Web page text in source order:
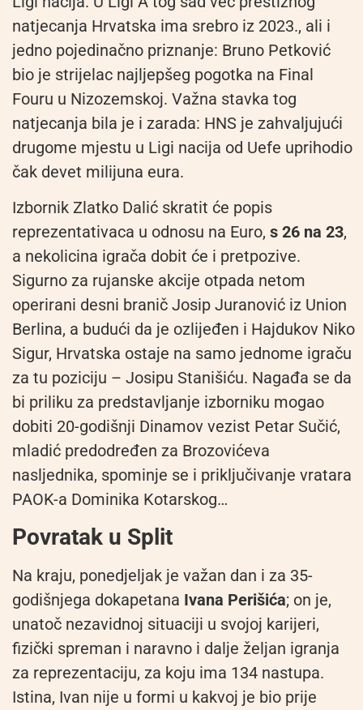
natjecanja Hrvatska ima srebro iz 2023., ali i
jedno pojedinačno priznanje: Bruno Petković
bio je strijelac najljepšeg pogotka na Final
Fouru u Nizozemskoj. Važna stavka tog
natjecanja bila je i zarada: HNS je zahvaljujući
drugome mjestu u Ligi nacija od Uefe uprihodio
čak devet milijuna eura.
Izbornik Zlatko Dalić skratit će popis
reprezentativaca u odnosu na Euro, s 26 na 23,
a nekolicina igrača dobit će i pretpozive.
Sigurno za rujanske akcije otpada netom
operirani desni branič Josip Juranović iz Union
Berlina, a budući da je ozlijeđen i Hajdukov Niko
Sigur, Hrvatska ostaje na samo jednome igraču
za tu poziciju – Josipu Stanišiću. Nagađa se da
bi priliku za predstavljanje izborniku mogao
dobiti 20-godišnji Dinamov vezist Petar Sučić,
mladić predodređen za Brozovićeva
nasljednika, spominje se i priključivanje vratara
PAOK-a Dominika Kotarskog…
Povratak u Split
Na kraju, ponedjeljak je važan dan i za 35-
godišnjega dokapetana Ivana Perišića; on je,
unatoč nezavidnoj situaciji u svojoj karijeri,
fizički spreman i naravno i dalje željan igranja
za reprezentaciju, za koju ima 134 nastupa.
Istina, Ivan nije u formi u kakvoj je bio prije